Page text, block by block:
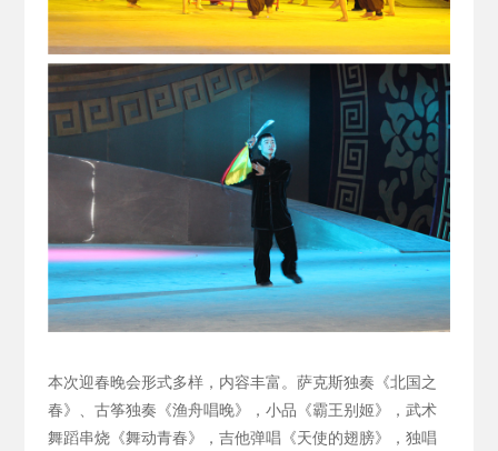
本次迎春晚会形式多样，内容丰富。萨克斯独奏《北国之
春》、古筝独奏《渔舟唱晚》，小品《霸王别姬》，武术
舞蹈串烧《舞动青春》，吉他弹唱《天使的翅膀》，独唱